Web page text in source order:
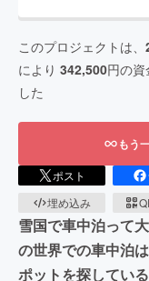
このプロジェクトは、
により 342,500円の資
した
もう
ポスト
埋め込み
雪国で車中泊って
の世界での車中泊
ポットを探してい